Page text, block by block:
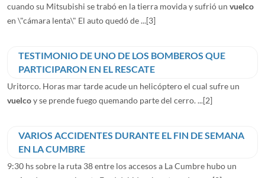
cuando su Mitsubishi se trabó en la tierra movida y sufrió un vuelco
en \"cámara lenta\" El auto quedó de ...[3]
TESTIMONIO DE UNO DE LOS BOMBEROS QUE
PARTICIPARON EN EL RESCATE
Uritorco. Horas mar tarde acude un helicóptero el cual sufre un
vuelcoy se prende fuego quemando parte del cerro. ...[2]
VARIOS ACCIDENTES DURANTE EL FIN DE SEMANA
EN LA CUMBRE
9:30 hs sobre la ruta 38 entre los accesos a La Cumbre hubo un